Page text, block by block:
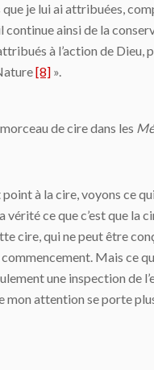
je lui ai attribuées,
continue ainsi de la
à l’action de Dieu,
[8] ».
de cire dans les
à la cire, voyons ce
ce que c’est que la
cire, qui ne peut être
Mais ce
une inspection
attention se porte